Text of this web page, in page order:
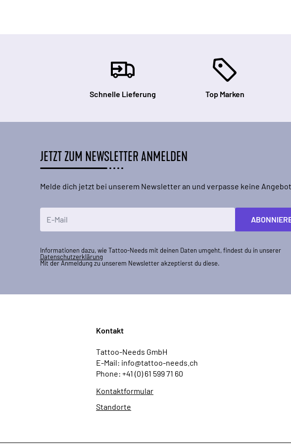
Schnelle Lieferung Top Marken
JETZT ZUM NEWSLETTER ANMELDEN
Melde dich jetzt bei unserem Newsletter an und verpasse keine
Informationen dazu, wie Tattoo-Needs mit deinen Daten umgeht, findest du in unserer
Datenschutzerklärung
Mit der Anmeldung zu unserem Newsletter akzeptierst du diese.
Kontakt
Tattoo-Needs GmbH
E-Mail: info@tattoo-needs.ch
Phone: +41 (0) 61 599 71 60
Kontaktformular
Standorte